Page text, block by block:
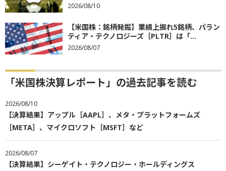
2026/08/10
【米国株：銘柄発掘】業績上振れ5銘柄、パラン
ティア・テクノロジーズ［PLTR］は「...
2026/08/07
「米国株決算レポート」の過去記事を読む
2026/08/10
【決算結果】アップル［AAPL］、メタ・プラットフォームズ
［META］、マイクロソフト［MSFT］など
2026/08/07
【決算結果】シーゲイト・テクノロジー・ホールディングス